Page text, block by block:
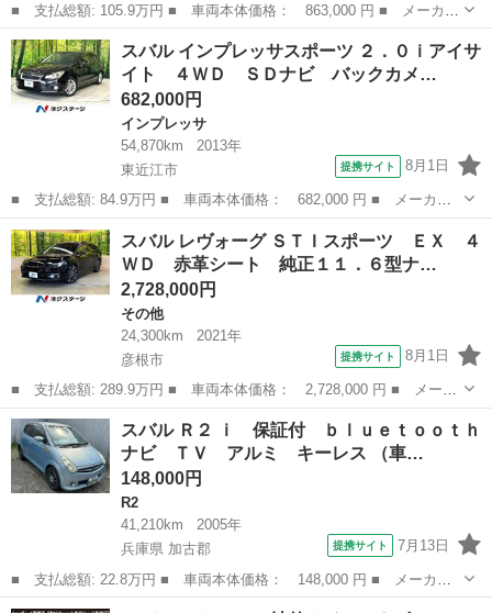
■ 支払総額: 105.9万円 ■ 車両本体価格： 863,000 円 ■ メーカー
名： スバル ■ 車種名： レガシィツーリングワゴン ■ グレード
名： ４ＷＤ２．５ｉ ＢスポーツアイサイトＧパッケージ 保証書
／社外 Ｓ...
滋賀 彦根市 レガシィ
スバル インプレッサスポーツ ２．０ｉアイサ
イト ４ＷＤ ＳＤナビ バックカメ…
682,000円
インプレッサ
54,870km
2013年
東近江市
提携サイト 8月1日
■ 支払総額: 84.9万円 ■ 車両本体価格： 682,000 円 ■ メーカー
名： スバル ■ 車種名： インプレッサスポーツ ■ グレード
名： ２．０ｉアイサイト ４ＷＤ ＳＤナビ バックカメラ Ｂｌ
ｕｅｔｏｏｔｈ ...
滋賀 東近江市 インプレッサ
スバル レヴォーグ ＳＴＩスポーツ ＥＸ ４
ＷＤ 赤革シート 純正１１．６型ナ…
2,728,000円
その他
24,300km
2021年
彦根市
提携サイト 8月1日
■ 支払総額: 289.9万円 ■ 車両本体価格： 2,728,000 円 ■ メーカ
ー名： スバル ■ 車種名： レヴォーグ ■ グレード名： ＳＴＩ
スポーツ ＥＸ ４ＷＤ 赤革シート 純正１１．６型ナビ バック
カメラ ...
滋賀 彦根市
スバル Ｒ２ ｉ 保証付 ｂｌｕｅｔｏｏｔｈ
ナビ ＴＶ アルミ キーレス （車…
148,000円
R2
41,210km
2005年
兵庫県 加古郡
提携サイト 7月13日
■ 支払総額: 22.8万円 ■ 車両本体価格： 148,000 円 ■ メーカー
名： スバル ■ 車種名： Ｒ２ ■ グレード名： ｉ 保証付 ｂ
兵庫 加古郡